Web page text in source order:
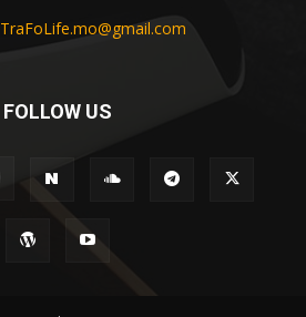
TraFoLife.mo@gmail.com
FOLLOW US